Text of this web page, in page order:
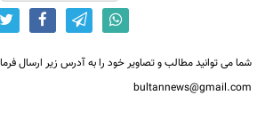
شما می توانید مطالب و تصاویر خود را به آدرس زیر ارسال
bultannews@gmail.com